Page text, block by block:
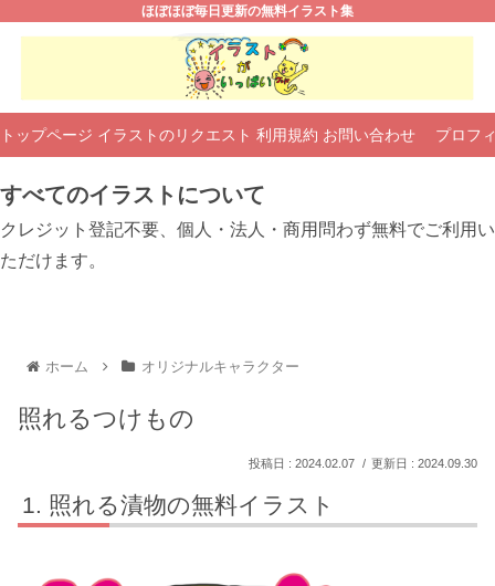
ほぼほぼ毎日更新の無料イラスト集
トップページ イラストのリクエスト 利用規約 お問い合わせ プロフ
すべてのイラストについて
クレジット登記不要、個人・法人・商用問わず無料でご利用い
ただけます。
ホーム オリジナルキャラクター
照れるつけもの
2024.02.07 2024.09.30
照れる漬物の無料イラスト